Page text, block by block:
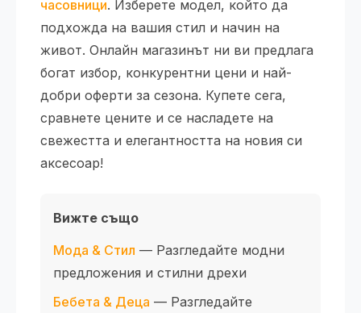
часовници. Изберете модел, който да
подхожда на вашия стил и начин на
живот. Онлайн магазинът ни ви предлага
богат избор, конкурентни цени и най-
добри оферти за сезона. Купете сега,
сравнете цените и се насладете на
свежестта и елегантността на новия си
аксесоар!
Вижте също
Мода & Стил — Разгледайте модни
предложения и стилни дрехи
Бебета & Деца — Разгледайте